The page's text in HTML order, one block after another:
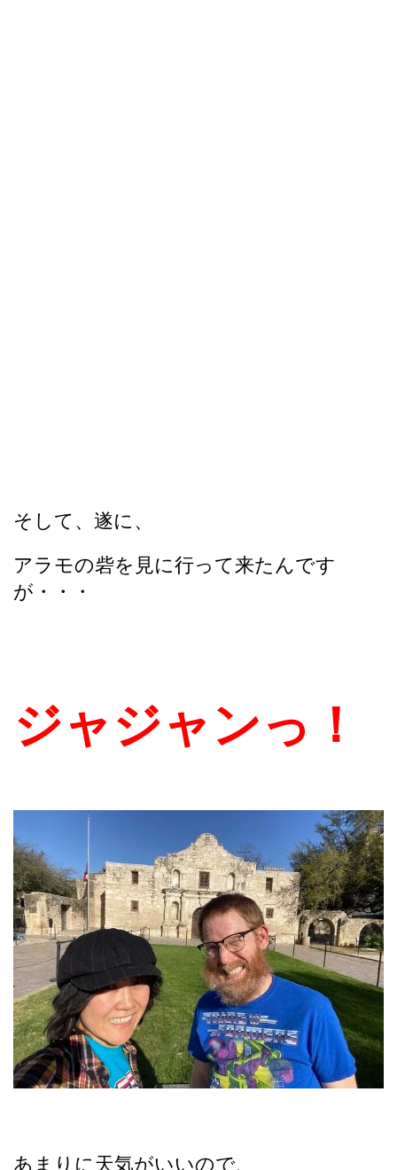
そして、遂に、
アラモの砦を見に行って来たんです
が・・・
ジャジャンっ！
あまりに天気がいいので、